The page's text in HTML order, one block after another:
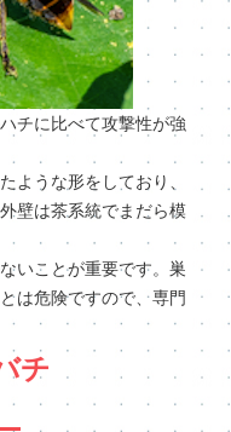
チに比べて攻撃性が強
ような形をしており、
壁は茶系統でまだら模
いことが重要です。巣
は危険ですので、専門
チ